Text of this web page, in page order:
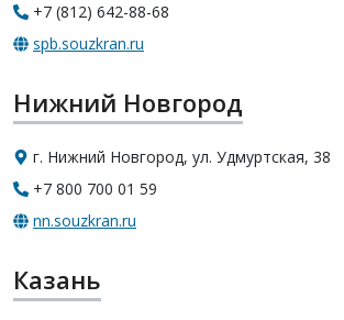
+7 (812) 642-88-68
spb.souzkran.ru
Нижний Новгород
г. Нижний Новгород, ул. Удмуртская, 38
+7 800 700 01 59
nn.souzkran.ru
Казань